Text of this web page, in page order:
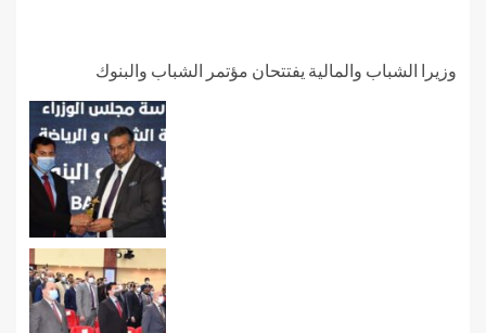
وزيرا الشباب والمالية يفتتحان مؤتمر الشباب والبنوك